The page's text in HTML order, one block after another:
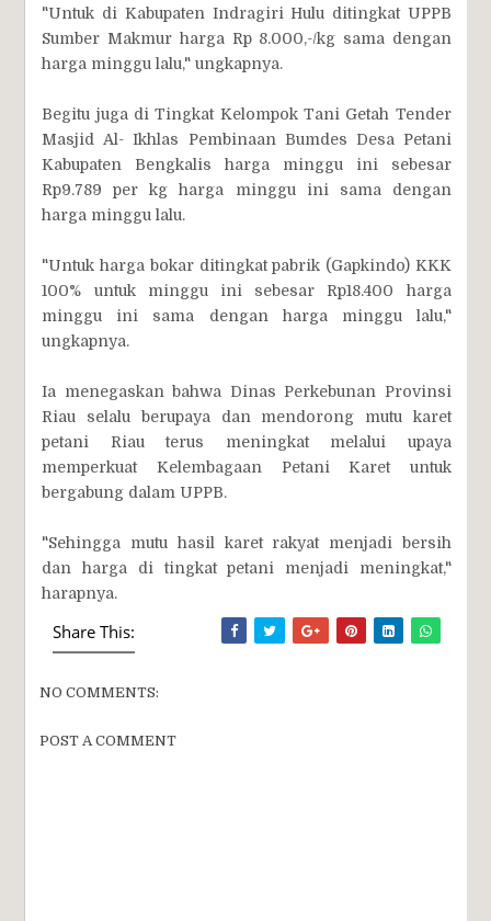
"Untuk di Kabupaten Indragiri Hulu ditingkat UPPB
Sumber Makmur harga Rp 8.000,-/kg sama dengan
harga minggu lalu," ungkapnya.
Begitu juga di Tingkat Kelompok Tani Getah Tender
Masjid Al- Ikhlas Pembinaan Bumdes Desa Petani
Kabupaten Bengkalis harga minggu ini sebesar
Rp9.789 per kg harga minggu ini sama dengan
harga minggu lalu.
"Untuk harga bokar ditingkat pabrik (Gapkindo) KKK
100% untuk minggu ini sebesar Rp18.400 harga
minggu ini sama dengan harga minggu lalu,"
ungkapnya.
Ia menegaskan bahwa Dinas Perkebunan Provinsi
Riau selalu berupaya dan mendorong mutu karet
petani Riau terus meningkat melalui upaya
memperkuat Kelembagaan Petani Karet untuk
bergabung dalam UPPB.
"Sehingga mutu hasil karet rakyat menjadi bersih
dan harga di tingkat petani menjadi meningkat,"
harapnya.
Share This:
NO COMMENTS:
POST A COMMENT